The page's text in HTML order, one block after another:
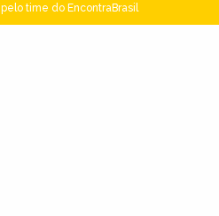
pelo time do EncontraBrasil